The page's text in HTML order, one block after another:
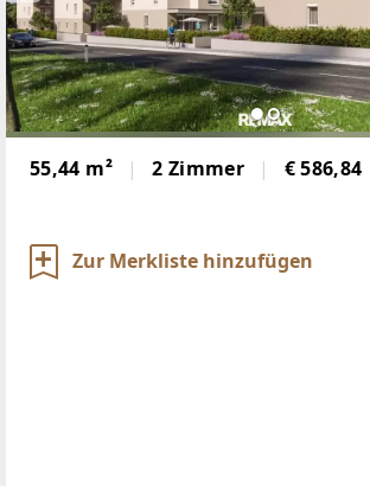
55,44 m² 2 Zimmer € 586,84
Zur Merkliste hinzufügen